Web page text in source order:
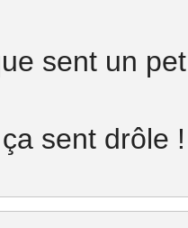
sent un
ça sent drôle !